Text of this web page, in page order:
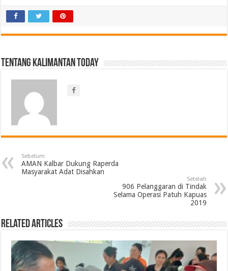
Tentang Kalimantan Today
Sebelum
AMAN Kalbar Dukung Raperda
Masyarakat Adat Disahkan
Setelah
906 Pelanggaran di Tindak
Selama Operasi Patuh Kapuas
2019
Related Articles